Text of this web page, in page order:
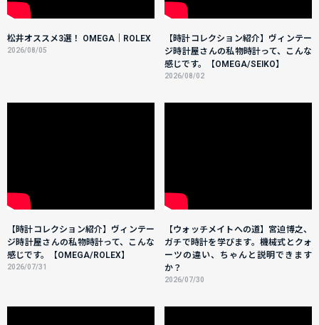
松井オススメ3選！ OMEGA｜ROLEX
2026/08/05
【時計コレクション紹介】ヴィンテー
ジ時計屋さんの私物時計って、こんな
感じです。【OMEGA/SEIKO】
2026/08/02
【時計コレクション紹介】ヴィンテー
ジ時計屋さんの私物時計って、こんな
感じです。【OMEGA/ROLEX】
2026/07/31
【ウォッチメイトへの道】宮迫博之、
ガチで時計を学びます。機械式とクォ
ーツの違い、ちゃんと説明できます
か？
2026/07/30